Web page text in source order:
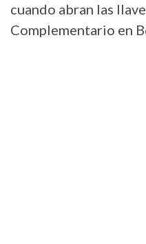
cuando abran las
Complementario en